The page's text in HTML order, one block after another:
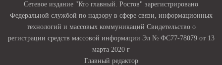
Сетевое издание "Кто главный. Ростов" зарегистрировано
Федеральной службой по надзору в сфере связи, информационных
технологий и массовых коммуникаций Свидетельство о
регистрации средств массовой информации Эл № ФС77-78079 от 13
марта 2020 г
Главный редактор